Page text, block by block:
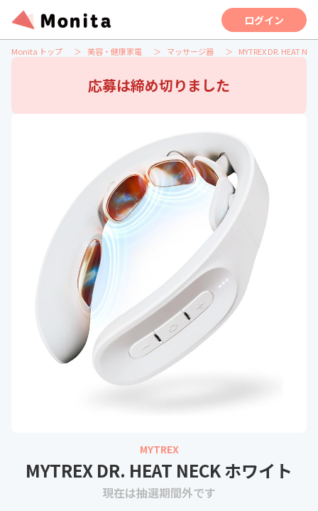
ログイン
Monita トップ 美容・健康家電 マッサージ器 MYTREX DR. HEAT
応募は締め切りました
MYTREX
MYTREX DR. HEAT NECK ホワイト
現在は抽選期間外です